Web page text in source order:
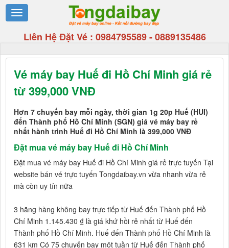
Liên Hệ Đặt Vé : 0984795589-0889135486
Vé máy bay Huế đi Hồ Chí Minh giá rẻ
từ 399,000 VNĐ
Hơn 7 chuyến bay mỗi ngày, thời gian 1g 20p Huế (HUI)
đến Thành phố Hồ Chí Minh (SGN) giá vé máy bay rẻ
nhất hành trình Huế đi Hồ Chí Minh là 399,000 VNĐ
Đặt mua vé máy bay Huế đi Hồ Chí Minh
Đặt mua vé máy bay Huế đi Hồ Chí Minh giá rẻ trực tuyến Tại
website bán vé trực tuyến Tongdaibay.vn vừa nhanh vừa rẻ
mà còn uy tín nữa
3 hãng hàng không bay trực tiếp từ Huế đến Thành phố Hồ
Chí Minh 1.145.430 ₫ là giá khứ hồi rẻ nhất từ Huế đến
Thành phố Hồ Chí Minh. Huế đến Thành phố Hồ Chí Minh là
631 km Có 75 chuyến bay một tuần từ Huế đến Thành phố